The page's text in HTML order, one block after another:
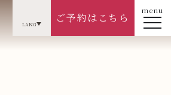
menu
ご予約はこちら
LANG